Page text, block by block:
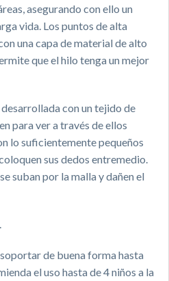
asegurando con ello un
vida. Los puntos de alta
una capa de material de alto
que el hilo tenga un mejor
con un tejido de
para ver a través de ellos
lo suficientemente pequeños
sus dedos entremedio.
suban por la malla y dañen el
de buena forma hasta
el uso hasta de 4 niños a la